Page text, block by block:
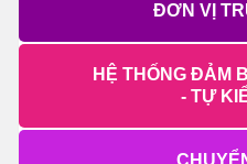
ĐƠN VỊ
HỆ THỐNG ĐẢM
- TỰ